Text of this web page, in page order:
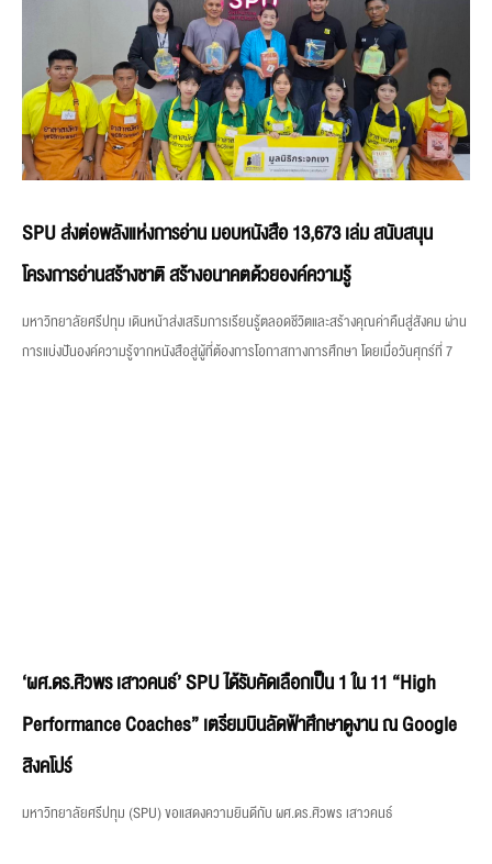
SPU ส่งต่อพลังแห่งการอ่าน มอบหนังสือ 13,673 เล่ม สนับสนุน
โครงการอ่านสร้างชาติ สร้างอนาคตด้วยองค์ความรู้
มหาวิทยาลัยศรีปทุม เดินหน้าส่งเสริมการเรียนรู้ตลอดชีวิตและสร้างคุณค่าคืนสู่สังคม ผ่าน
การแบ่งปันองค์ความรู้จากหนังสือสู่ผู้ที่ต้องการโอกาสทางการศึกษา โดยเมื่อวันศุกร์ที่ 7
‘ผศ.ดร.ศิวพร เสาวคนธ์’ SPU ได้รับคัดเลือกเป็น 1 ใน 11 “High
Performance Coaches” เตรียมบินลัดฟ้าศึกษาดูงาน ณ Google
สิงคโปร์
มหาวิทยาลัยศรีปทุม (SPU) ขอแสดงความยินดีกับ ผศ.ดร.ศิวพร เสาวคนธ์